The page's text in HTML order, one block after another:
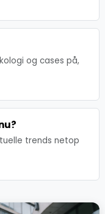
og cases på,
trends netop